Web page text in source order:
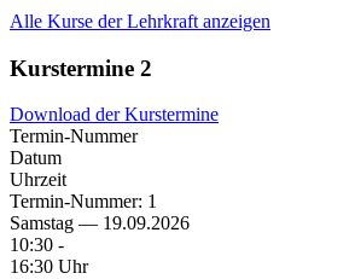
Alle Kurse der Lehrkraft anzeigen
Kurstermine 2
Download der Kurstermine
Termin-Nummer
Datum
Uhrzeit
Termin-Nummer: 1
Samstag — 19.09.2026
10:30 -
16:30 Uhr